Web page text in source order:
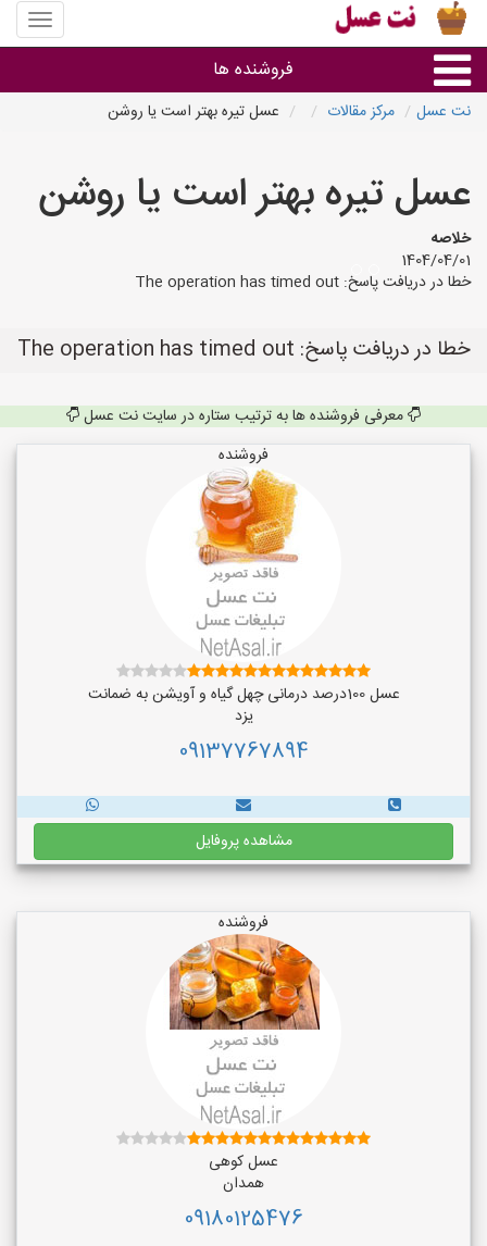
منوی
سایت
عسل
فروشنده ها
استان ها
نت عسل مرکز مقالات عسل تیره بهتر است یا روشن
عسل تیره بهتر است یا روشن
خلاصه
1404/04/01
خطا در دریافت پاسخ: The operation has timed out
خطا در دریافت پاسخ: The operation has timed out
معرفی فروشنده ها به ترتیب ستاره در سایت نت عسل
فروشنده
عسل 100درصد درمانی چهل گیاه و آویشن به ضمانت
یزد
09137767894
مشاهده پروفایل
فروشنده
عسل کوهی
همدان
09180125476